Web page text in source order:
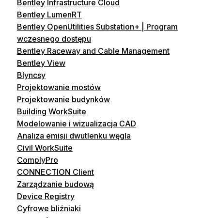
Bentley Infrastructure Cloud
Bentley LumenRT
Bentley OpenUtilities Substation+ | Program
wczesnego dostępu
Bentley Raceway and Cable Management
Bentley View
Blyncsy
Projektowanie mostów
Projektowanie budynków
Building WorkSuite
Modelowanie i wizualizacja CAD
Analiza emisji dwutlenku węgla
Civil WorkSuite
ComplyPro
CONNECTION Client
Zarządzanie budową
Device Registry
Cyfrowe bliźniaki